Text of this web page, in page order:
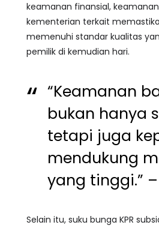
keamanan finansial,
kementerian terkait
memenuhi standar kualitas
pemilik di kemudian hari.
“Keamanan
bukan hanya
tetapi juga
mendukung
yang tinggi.”
Selain itu, suku bunga KPR